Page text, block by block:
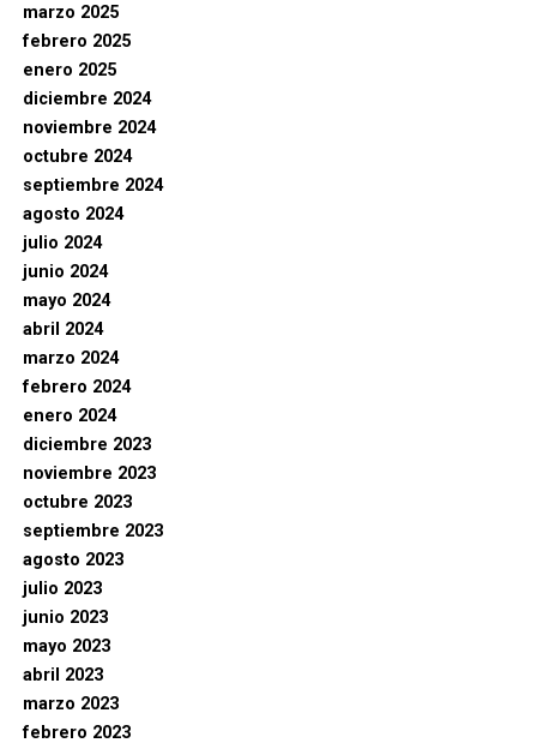
marzo 2025
febrero 2025
enero 2025
diciembre 2024
noviembre 2024
octubre 2024
septiembre 2024
agosto 2024
julio 2024
junio 2024
mayo 2024
abril 2024
marzo 2024
febrero 2024
enero 2024
diciembre 2023
noviembre 2023
octubre 2023
septiembre 2023
agosto 2023
julio 2023
junio 2023
mayo 2023
abril 2023
marzo 2023
febrero 2023